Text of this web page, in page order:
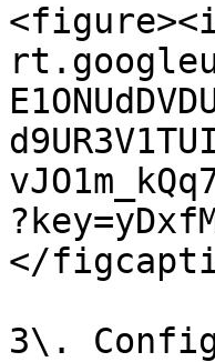
</
3\.